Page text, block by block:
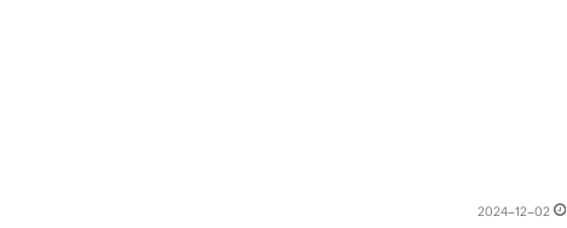
2024-12-02